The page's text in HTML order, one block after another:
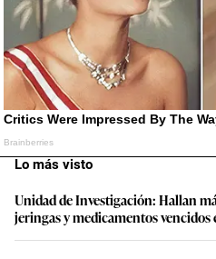
Lo más visto
Unidad de Investigación: Hallan
jeringas y medicamentos vencidos